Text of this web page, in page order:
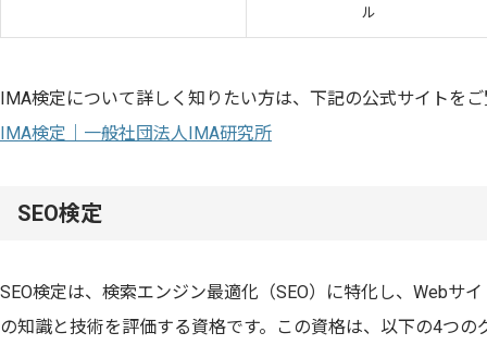
ル
IMA検定について詳しく知りたい方は、下記の公式サイトを
IMA検定｜一般社団法人IMA研究所
SEO検定
SEO検定は、検索エンジン最適化（SEO）に特化し、Webサ
の知識と技術を評価する資格です。この資格は、以下の4つの